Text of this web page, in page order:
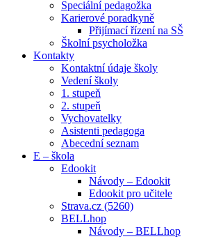
Speciální pedagožka
Karierové poradkyně
Přijímací řízení na SŠ
Školní psycholožka
Kontakty
Kontaktní údaje školy
Vedení školy
1. stupeň
2. stupeň
Vychovatelky
Asistenti pedagoga
Abecední seznam
E – škola
Edookit
Návody – Edookit
Edookit pro učitele
Strava.cz (5260)
BELLhop
Návody – BELLhop